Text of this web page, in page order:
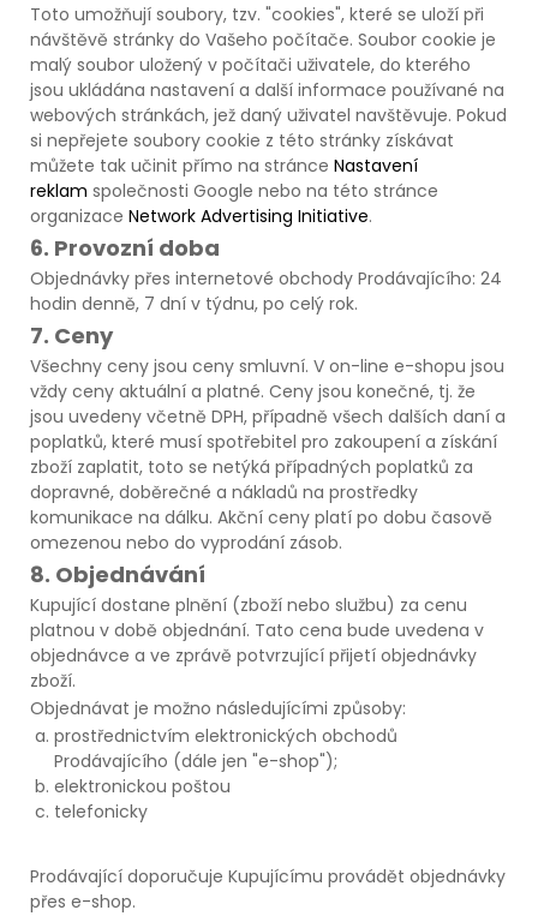
Toto umožňují soubory, tzv. "cookies", které se uloží při
návštěvě stránky do Vašeho počítače. Soubor cookie je
malý soubor uložený v počítači uživatele, do kterého
jsou ukládána nastavení a další informace používané na
webových stránkách, jež daný uživatel navštěvuje. Pokud
si nepřejete soubory cookie z této stránky získávat
můžete tak učinit přímo na stránce Nastavení
reklam společnosti Google nebo na této stránce
organizace Network Advertising Initiative.
6. Provozní doba
Objednávky přes internetové obchody Prodávajícího: 24
hodin denně, 7 dní v týdnu, po celý rok.
7. Ceny
Všechny ceny jsou ceny smluvní. V on-line e-shopu jsou
vždy ceny aktuální a platné. Ceny jsou konečné, tj. že
jsou uvedeny včetně DPH, případně všech dalších daní a
poplatků, které musí spotřebitel pro zakoupení a získání
zboží zaplatit, toto se netýká případných poplatků za
dopravné, doběrečné a nákladů na prostředky
komunikace na dálku. Akční ceny platí po dobu časově
omezenou nebo do vyprodání zásob.
8. Objednávání
Kupující dostane plnění (zboží nebo službu) za cenu
platnou v době objednání. Tato cena bude uvedena v
objednávce a ve zprávě potvrzující přijetí objednávky
zboží.
Objednávat je možno následujícími způsoby:
prostřednictvím elektronických obchodů
Prodávajícího (dále jen "e-shop");
elektronickou poštou
telefonicky
Prodávající doporučuje Kupujícímu provádět objednávky
přes e-shop.